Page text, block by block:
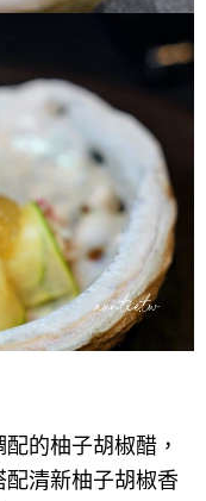
的柚子胡椒醋，
清新柚子胡椒香